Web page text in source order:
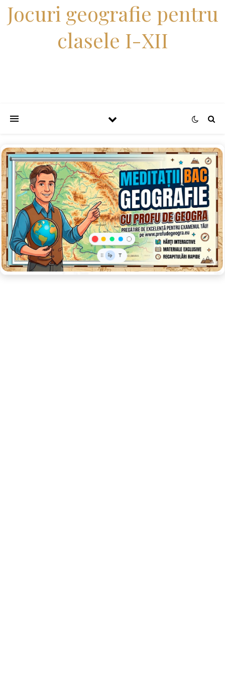
Jocuri geografie pentru
clasele I-XII